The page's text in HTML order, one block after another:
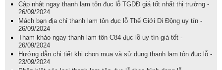
Cập nhật ngay thanh lam tôn đục lỗ TGDĐ giá tốt nhất thị trường -
26/09/2024
Mách bạn địa chỉ thanh lam tôn đục lỗ Thế Giới Di Động uy tín -
26/09/2024
Tham khảo ngay thanh lam tôn C84 đục lỗ uy tín giá tốt -
26/09/2024
Hướng dẫn chi tiết khi chọn mua và sử dụng thanh lam tôn đục lỗ -
23/09/2024